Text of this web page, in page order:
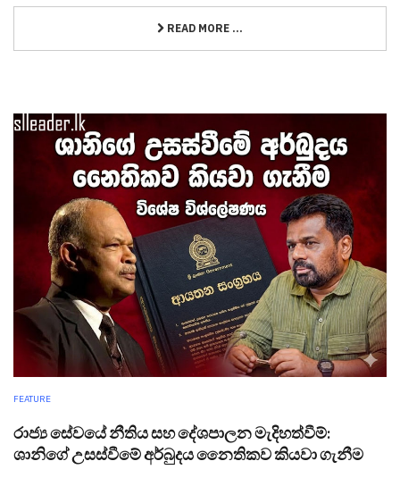
READ MORE ...
FEATURE
රාජ්‍ය සේවයේ නීතිය සහ දේශපාලන මැදිහත්වීම්:
ශානිගේ උසස්වීමේ අර්බුදය නෛතිකව කියවා ගැනීම